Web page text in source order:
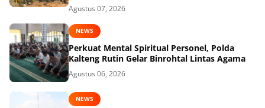
Agustus 07, 2026
NEWS
Perkuat Mental Spiritual Personel, Polda
Kalteng Rutin Gelar Binrohtal Lintas Agama
Agustus 06, 2026
NEWS